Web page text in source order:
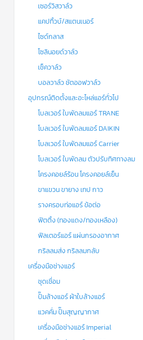
เซอร์วิสวาล์ว
แคปทิ้วบ์/สแตนเนอร์
ไซด์กลาส
โซลินอยด์วาล์ว
เช็ควาล์ว
บอลวาล์ว ชัตออฟวาล์ว
อุปกรณ์ติดตั้งและอะไหล่แอร์ทั่วไป
โบลเวอร์ ใบพัดลมแอร์ TRANE
โบลเวอร์ ใบพัดลมแอร์ DAIKIN
โบลเวอร์ ใบพัดลมแอร์ Carrier
โบลเวอร์ ใบพัดลม ตัวปรับทิศทางลม
โครงคอยล์ร้อน โครงคอยล์เย็น
ขาแขวน ขายาง เทป กาว
รางครอบท่อแอร์ ข้อต่อ
ฟิตติ้ง (ทองแดง/ทองเหลือง)
ฟิลเตอร์แอร์ แผ่นกรองอากาศ
กริลลมส่ง กริลลมกลับ
เครื่องมือช่างแอร์
ชุดเชื่อม
ปั๊มล้างแอร์ ผ้าใบล้างแอร์
แวคคั่ม ปั๊มสุญญากาศ
เครื่องมือช่างแอร์ Imperial